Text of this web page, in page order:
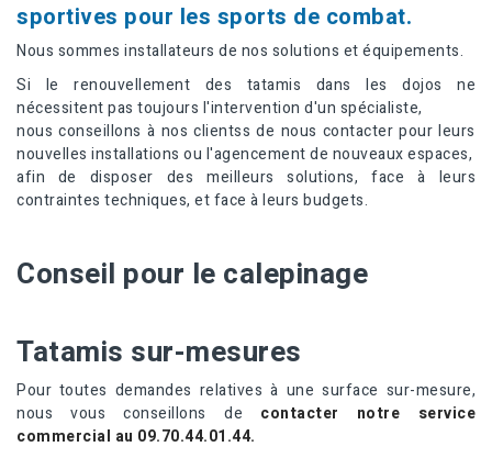
sportives pour les sports de combat.
Nous sommes installateurs de nos solutions et équipements.
Si le renouvellement des tatamis dans les dojos ne
nécessitent pas toujours l'intervention d'un spécialiste,
nous conseillons à nos clientss de nous contacter pour leurs
nouvelles installations ou l'agencement de nouveaux espaces,
afin de disposer des meilleurs solutions, face à leurs
contraintes techniques, et face à leurs budgets.
Conseil pour le calepinage
Tatamis sur-mesures
Pour toutes demandes relatives à une surface sur-mesure,
nous vous conseillons de contacter notre service
commercial au 09.70.44.01.44.